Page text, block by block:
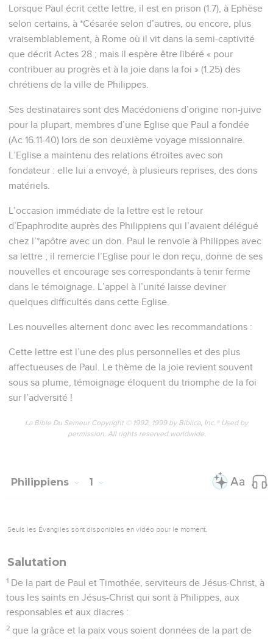
Lorsque Paul écrit cette lettre, il est en prison (1.7), à Ephèse
selon certains, à *Césarée selon d’autres, ou encore, plus
vraisemblablement, à Rome où il vit dans la semi-captivité
que décrit Actes 28 ; mais il espère être libéré « pour
contribuer au progrès et à la joie dans la foi » (1.25) des
chrétiens de la ville de Philippes.
Ses destinataires sont des Macédoniens d’origine non-juive
pour la plupart, membres d’une Eglise que Paul a fondée
(Ac 16.11-40) lors de son deuxième voyage missionnaire.
L’Eglise a maintenu des relations étroites avec son
fondateur : elle lui a envoyé, à plusieurs reprises, des dons
matériels.
L’occasion immédiate de la lettre est le retour
d’Epaphrodite auprès des Philippiens qui l’avaient délégué
chez l’*apôtre avec un don. Paul le renvoie à Philippes avec
sa lettre ; il remercie l’Eglise pour le don reçu, donne de ses
nouvelles et encourage ses correspondants à tenir ferme
dans le témoignage. L’appel à l’unité laisse deviner
quelques difficultés dans cette Eglise.
Les nouvelles alternent donc avec les recommandations :
Cette lettre est l’une des plus personnelles et des plus
affectueuses de Paul. Le thème de la joie revient souvent
sous sa plume, témoignage éloquent du triomphe de la foi
sur l’adversité !
La Bible Du Semeur Copyright © 1992, 1999 by Biblica, Inc.® Used by
permission. All rights reserved worldwide.
Philippiens 1
Seuls les Évangiles sont disponibles en vidéo pour le moment.
Salutation
1 De la part de Paul et Timothée, serviteurs de Jésus-Christ, à
tous les saints en Jésus-Christ qui sont à Philippes, aux
responsables et aux diacres :
2 que la grâce et la paix vous soient données de la part de